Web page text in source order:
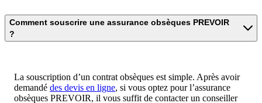
Comment souscrire une assurance obsèques PREVOIR
?
La souscription d’un contrat obsèques est simple. Après avoir
demandé des devis en ligne, si vous optez pour l’assurance
obsèques PREVOIR, il vous suffit de contacter un conseiller